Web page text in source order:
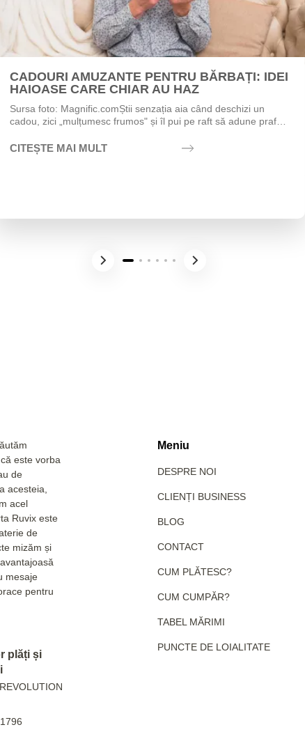
CADOURI AMUZANTE PENTRU BĂRBAȚI: IDEI
HAIOASE CARE CHIAR AU HAZ
Sursa foto: Magnific.comȘtii senzația aia când deschizi un
cadou, zici „mulțumesc frumos" și îl pui pe raft să adune praf?
CITEȘTE MAI MULT
este vorba
de
acesteia,
acel
Ruvix este
de
mizăm și
mesaje
pentru
plăți și
Meniu
DESPRE NOI
CLIENȚI BUSINESS
BLOG
CONTACT
CUM PLĂTESC?
CUM CUMPĂR?
TABEL MĂRIMI
PUNCTE DE LOIALITATE